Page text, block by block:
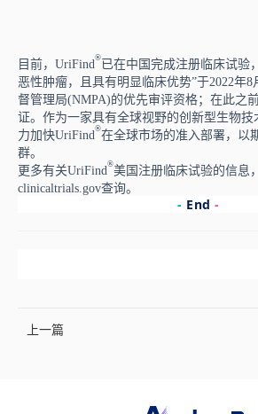
目前，UriFind ® 已在中国完成注册临床试验
恶性肿瘤，且具有明显临床优势”于2022年
督管理局(NMPA)的优先审评资格；在此之
证。作为一家具有全球视野的创新型生物
力加快UriFind ®在全球市场的准入部署，以
群。
更多有关UriFind ®美国注册临床试验的信息
clinicaltrials.gov查询。
- End-
上一篇